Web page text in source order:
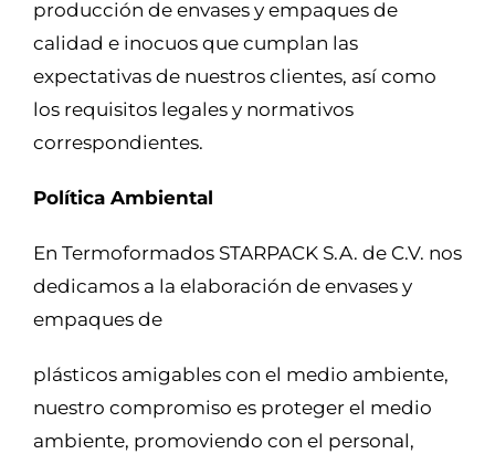
producción de envases y empaques de
calidad e inocuos que cumplan las
expectativas de nuestros clientes, así como
los requisitos legales y normativos
correspondientes.
Política Ambiental
En Termoformados STARPACK S.A. de C.V. nos
dedicamos a la elaboración de envases y
empaques de
plásticos amigables con el medio ambiente,
nuestro compromiso es proteger el medio
ambiente, promoviendo con el personal,